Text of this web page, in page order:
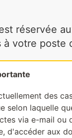
réservée
à votre poste
des
selon laquelle
via e-mail ou
d'accéder aux